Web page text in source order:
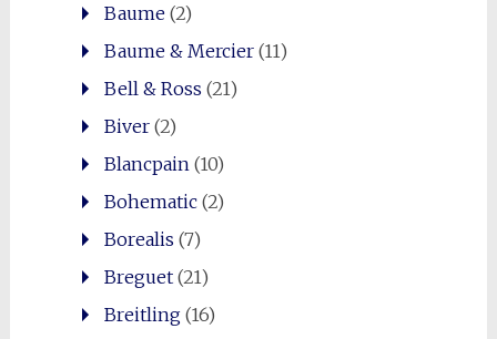
Baume(2)
Baume & Mercier(11)
Bell & Ross (21)
Biver(2)
Blancpain (10)
Bohematic(2)
Borealis (7)
Breguet(21)
Breitling(16)